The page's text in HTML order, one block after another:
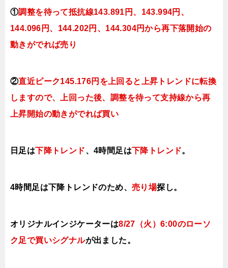
①調整を待って抵抗線143.891 円、143.994円 、
144.096円、144.202円、144.304円から再下落開始の
動きがでれば売り
②直近ピーク145.176円を上回ると
上昇トレンドに転換
しますので、上回った後、調整を待って支持線から再
上昇開始の動きがでれば買い
日足は下降トレンド、4時間足は下降トレンド。
4時間足は下降トレンドのため、 売り場探し。
オリジナルインジケーターは8/27（火 ）6:00のローソ
ク足で買いシグナルが出ました。